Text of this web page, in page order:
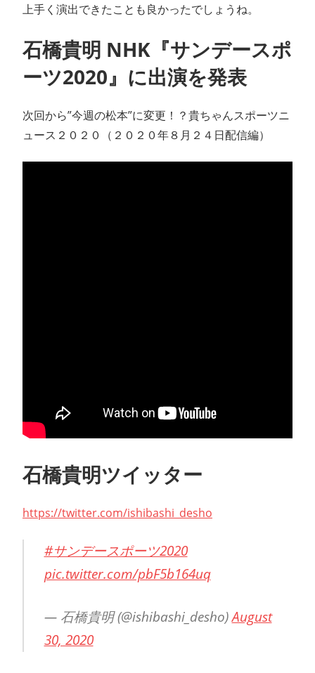
上手く演出できたことも良かったでしょうね。
石橋貴明 NHK『サンデースポ
ーツ2020』に出演を発表
次回から”今週の松本”に変更！？貴ちゃんスポーツニ
ュース２０２０（２０２０年８月２４日配信編）
石橋貴明ツイッター
https://twitter.com/ishibashi_desho
#サンデースポーツ2020
pic.twitter.com/pbF5b164uq
— 石橋貴明 (@ishibashi_desho)August
30, 2020